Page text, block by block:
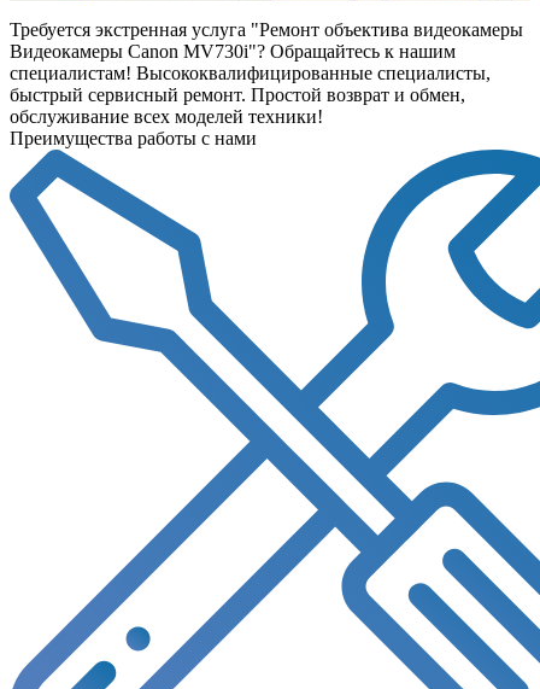
Требуется экстренная услуга "Ремонт объектива видеокамеры
Видеокамеры Canon MV730i"? Обращайтесь к нашим
специалистам! Высококвалифицированные специалисты,
быстрый сервисный ремонт. Простой возврат и обмен,
обслуживание всех моделей техники!
Преимущества работы с нами